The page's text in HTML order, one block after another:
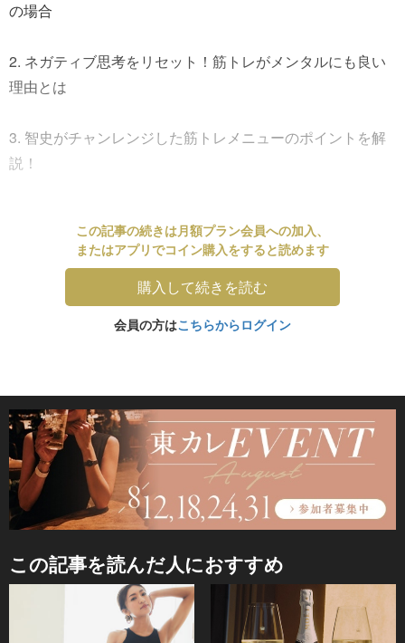
の場合
2. ネガティブ思考をリセット！筋トレがメンタルにも良い
理由とは
3. 智史がチャンレンジした筋トレメニューのポイントを解
説！
この記事の続きは月額プラン会員への加入、
またはアプリでコイン購入をすると読めます
購入して続きを読む
会員の方はこちらからログイン
この記事を読んだ人におすすめ